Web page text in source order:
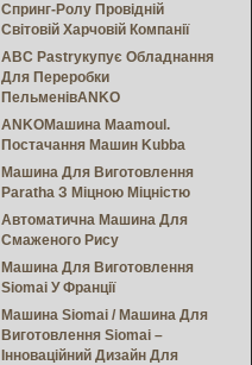
Спринг-Ролу Провідній
Світовій Харчовій Компанії
ABC Pastryкупує Обладнання
Для Переробки
ПельменівANKO
ANKOМашина Maamoul.
Постачання Машин Kubba
Машина Для Виготовлення
Paratha З Міцною Міцністю
Автоматична Машина Для
Смаженого Рису
Машина Для Виготовлення
Siomai У Франції
Машина Siomai / Машина Для
Виготовлення Siomai –
Інноваційний Дизайн Для